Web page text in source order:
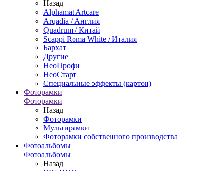
Назад
Alphamat Artcare
Arqadia / Англия
Quadrum / Китай
Scappi Roma White / Италия
Бархат
Другие
НеоПрофи
НеоСтарт
Специальные эффекты (картон)
Фоторамки
Фоторамки
Назад
Фоторамки
Мультирамки
Фоторамки собственного производства
Фотоальбомы
Фотоальбомы
Назад